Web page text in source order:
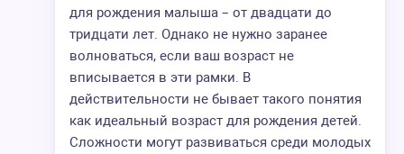
для рождения малыша – от двадцати до
тридцати лет. Однако не нужно заранее
волноваться, если ваш возраст не
вписывается в эти рамки. В
действительности не бывает такого понятия
как идеальный возраст для рождения детей.
Сложности могут развиваться среди молодых